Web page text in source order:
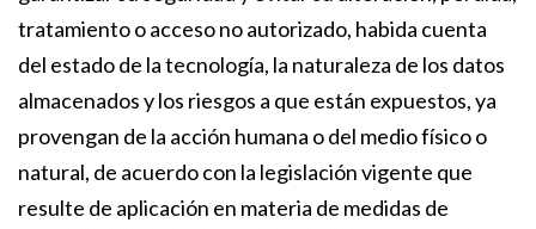
tratamiento o acceso no autorizado, habida cuenta
del estado de la tecnología, la naturaleza de los datos
almacenados y los riesgos a que están expuestos, ya
provengan de la acción humana o del medio físico o
natural, de acuerdo con la legislación vigente que
resulte de aplicación en materia de medidas de